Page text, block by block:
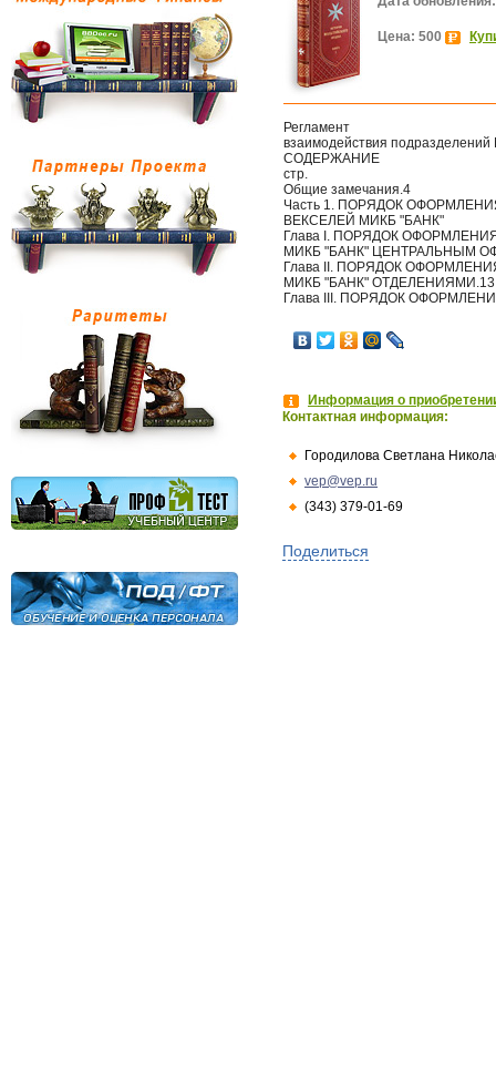
Цена: 500
Регламент
взаимодействия
СОДЕРЖАНИЕ
стр.
Общие замечания.4
Часть 1. ПОРЯДОК
ВЕКСЕЛЕЙ МИКБ "БАНК"
Глава I. ПОРЯДОК
МИКБ "БАНК" ЦЕНТРАЛЬНЫМ
Глава II. ПОРЯДОК
МИКБ "БАНК" ОТДЕЛЕНИЯМИ.13
Глава III. ПОРЯДОК
Информация о
Контактная информация:
Городилова Светлана
vep@vep.ru
(343) 379-01-69
Поделиться